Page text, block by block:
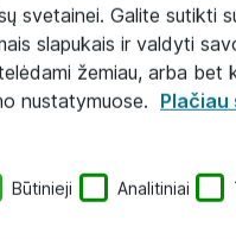
patarimai verslui
svetainei. Galite sutikti
slapukais ir valdyti
žemiau, arba bet
nustatymuose.
Būtinieji Analitiniai